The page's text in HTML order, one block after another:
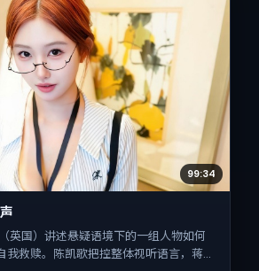
99:34
英国）讲述悬疑语境下的一组人物如何
我救赎。陈凯歌把控整体视听语言，蒋奇